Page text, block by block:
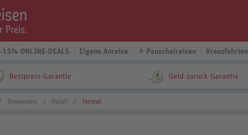
-15% ONLINE-DEALS Eigene Anreise ✈ Pauschalreisen Kreuzfahrten
Bestpreis-Garantie Geld-zurück-Garantie
Slowenien Hotel Termal